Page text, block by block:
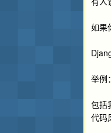
如果
举例
包括
代码